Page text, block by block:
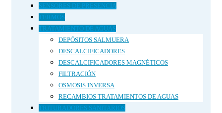
SENSORES DE PRESENCIA
TERMOS
TRATAMIENTO DE AGUAS
DEPÓSITOS SALMUERA
DESCALCIFICADORES
DESCALCIFICADORES MAGNÉTICOS
FILTRACIÓN
OSMOSIS INVERSA
RECAMBIOS TRATAMIENTOS DE AGUAS
TRITURADORES SANITARIOS